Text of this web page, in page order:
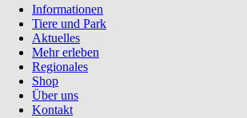
Navigation
überspringen
Informationen
Tiere und Park
Aktuelles
Mehr erleben
Regionales
Shop
Über uns
Kontakt